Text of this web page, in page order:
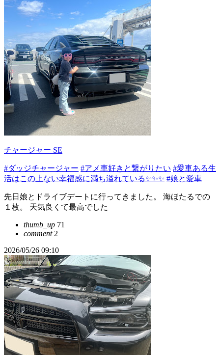
チャージャー SE
#ダッジチャージャー #アメ車好きと繋がりたい #愛車ある生
活はこの上ない幸福感に満ち溢れている✨✨✨ #娘と愛車
先日娘とドライブデートに行ってきました。 海ほたるでの
１枚。 天気良くて最高でした
thumb_up 71
comment2
2026/05/26 09:10